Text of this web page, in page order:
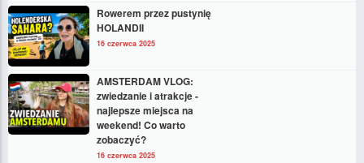
Rowerem przez pustynię
HOLANDII
16 czerwca 2025
AMSTERDAM VLOG:
zwiedzanie i atrakcje -
najlepsze miejsca na
weekend! Co warto
zobaczyć?
16 czerwca 2025